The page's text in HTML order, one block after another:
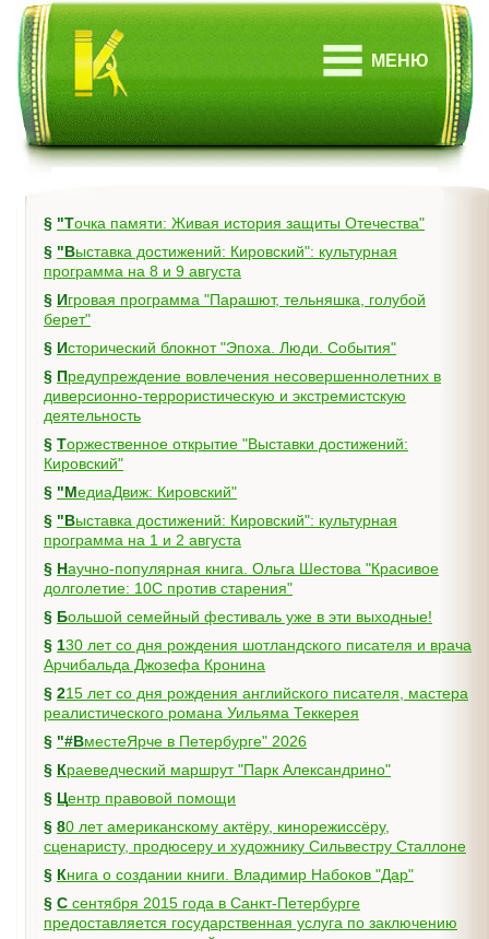
МЕНЮ
§
"Точка памяти: Живая история защиты Отечества"
§ "Выставка достижений: Кировский": культурная
программа на 8 и 9 августа
§ Игровая программа "Парашют, тельняшка, голубой
берет"
§
Исторический блокнот "Эпоха. Люди. События"
§ Предупреждение вовлечения несовершеннолетних в
диверсионно-террористическую и экстремистскую
деятельность
§ Торжественное открытие "Выставки достижений:
Кировский"
§
"МедиаДвиж: Кировский"
§ "Выставка достижений: Кировский": культурная
программа на 1 и 2 августа
§ Научно-популярная книга. Ольга Шестова "Красивое
долголетие: 10C против старения"
§
Большой семейный фестиваль уже в эти выходные!
§ 130 лет со дня рождения шотландского писателя и врача
Арчибальда Джозефа Кронина
§ 215 лет со дня рождения английского писателя, мастера
реалистического романа Уильяма Теккерея
§
"#ВместеЯрче в Петербурге" 2026
§
Краеведческий маршрут "Парк Александрино"
§
Центр правовой помощи
§ 80 лет американскому актёру, кинорежиссёру,
сценаристу, продюсеру и художнику Сильвестру Сталлоне
§
Книга о создании книги. Владимир Набоков "Дар"
§ С сентября 2015 года в Санкт-Петербурге
предоставляется государственная услуга по заключению